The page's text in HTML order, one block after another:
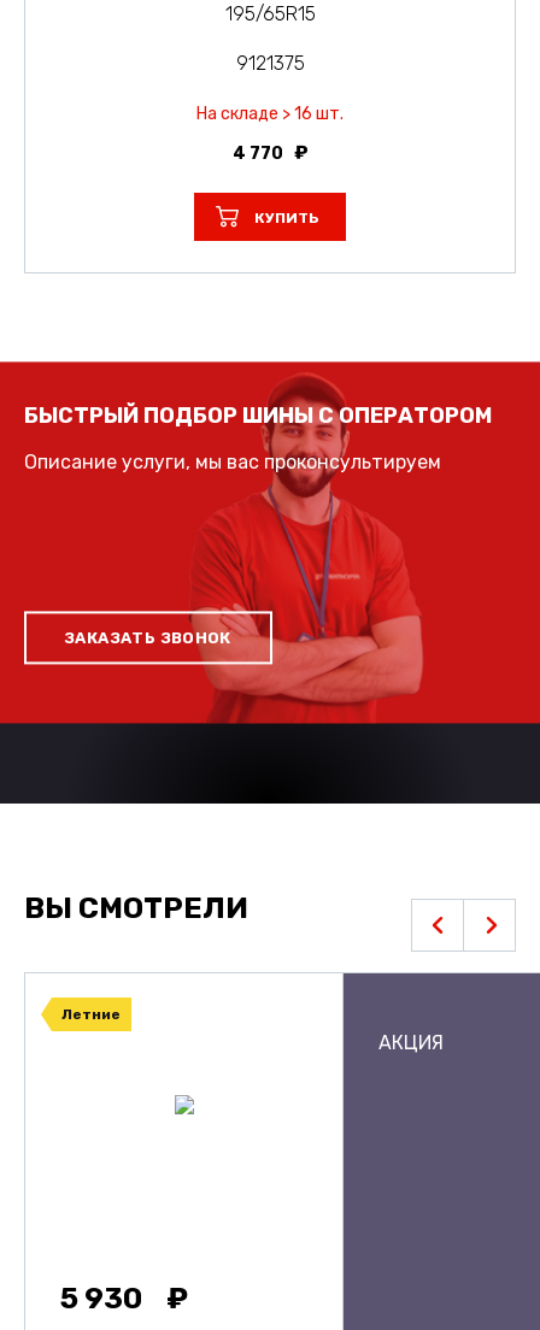
195/65R15
9121375
На складе > 16 шт.
4 770
КУПИТЬ
БЫСТРЫЙ ПОДБОР ШИНЫ С ОПЕРАТОРОМ
Описание услуги, мы вас проконсультируем
ЗАКАЗАТЬ ЗВОНОК
ВЫ СМОТРЕЛИ
Летние
5 930
АКЦИЯ